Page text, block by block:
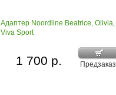
Адаптер Noordline Beatrice, Olivia,
Viva Sport
Предзаказ
1 700 р.